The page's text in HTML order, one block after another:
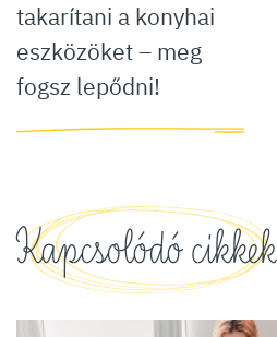
takarítani a konyhai
eszközöket – meg
fogsz lepődni!
Kapcsolódó cikkek